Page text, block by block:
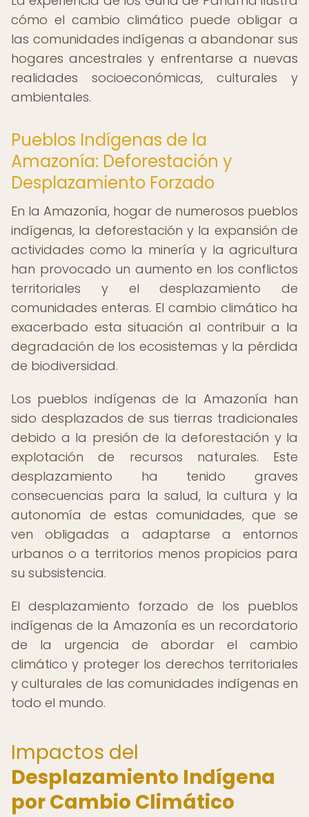
cómo el cambio climático puede obligar a
las comunidades indígenas a abandonar sus
hogares ancestrales y enfrentarse a nuevas
realidades socioeconómicas, culturales y
ambientales.
Pueblos Indígenas de la
Amazonía: Deforestación y
Desplazamiento Forzado
En la Amazonía, hogar de numerosos pueblos
indígenas, la deforestación y la expansión de
actividades como la minería y la agricultura
han provocado un aumento en los conflictos
territoriales y el desplazamiento de
comunidades enteras. El cambio climático ha
exacerbado esta situación al contribuir a la
degradación de los ecosistemas y la pérdida
de biodiversidad.
Los pueblos indígenas de la Amazonía han
sido desplazados de sus tierras tradicionales
debido a la presión de la deforestación y la
explotación de recursos naturales. Este
desplazamiento ha tenido graves
consecuencias para la salud, la cultura y la
autonomía de estas comunidades, que se
ven obligadas a adaptarse a entornos
urbanos o a territorios menos propicios para
su subsistencia.
El desplazamiento forzado de los pueblos
indígenas de la Amazonía es un recordatorio
de la urgencia de abordar el cambio
climático y proteger los derechos territoriales
y culturales de las comunidades indígenas en
todo el mundo.
Impactos del
Desplazamiento Indígena
por Cambio Climático